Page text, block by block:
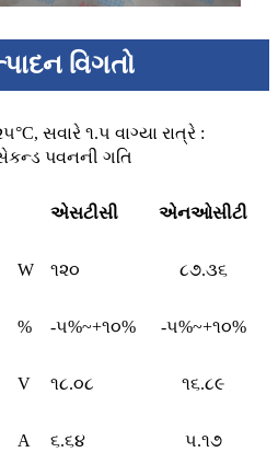
વિગતો
સવારે ૧.૫ વાગ્યા રાત્રે :
પવનની ગતિ
એસટીસી એનઓસીટી
W ૧૨૦ ૮૭.૩૬
% -૫%~+૧૦% -૫%~+૧૦%
V ૧૮.૦૮ ૧૬.૮૯
A ૬.૬૪ ૫.૧૭